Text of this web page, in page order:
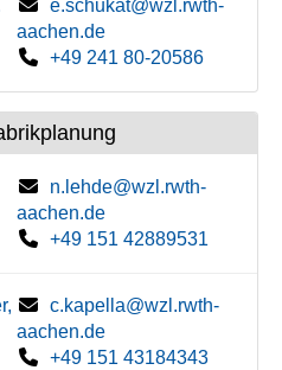
e.schukat@wzl.rwth-
aachen.de
+49 241 80-20586
n.lehde@wzl.rwth-
aachen.de
+49 151 42889531
c.kapella@wzl.rwth-
aachen.de
+49 151 43184343